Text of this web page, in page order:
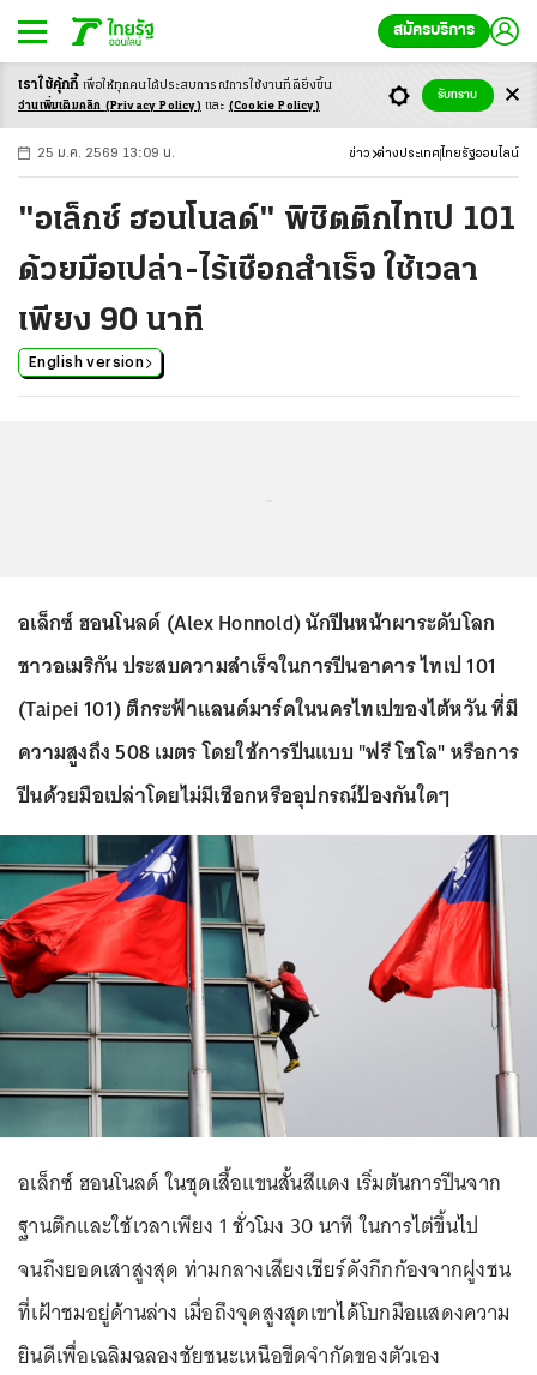
สมัครบริการ
-ก ก ก+
25 ม.ค. 2569 13:09 น. ข่าว ต่างประเทศ ไทยรัฐออนไลน์
"อเล็กซ์ ฮอนโนลด์" พิชิตตึกไทเป 101
ด้วยมือเปล่า-ไร้เชือกสำเร็จ ใช้เวลา
เพียง 90 นาที
English version
อเล็กซ์ ฮอนโนลด์ (Alex Honnold) นักปีนหน้าผาระดับโลก
ชาวอเมริกัน ประสบความสำเร็จในการปีนอาคาร ไทเป 101
(Taipei 101) ตึกระฟ้าแลนด์มาร์คในนครไทเปของไต้หวัน ที่มี
ความสูงถึง 508 เมตร โดยใช้การปีนแบบ "ฟรี โซโล" หรือการ
ปีนด้วยมือเปล่าโดยไม่มีเชือกหรืออุปกรณ์ป้องกันใดๆ
อเล็กซ์ ฮอนโนลด์ ในชุดเสื้อแขนสั้นสีแดง เริ่มต้นการปีนจาก
ฐานตึกและใช้เวลาเพียง 1 ชั่วโมง 30 นาที ในการไต่ขึ้นไป
จนถึงยอดเสาสูงสุด ท่ามกลางเสียงเชียร์ดังกึกก้องจากฝูงชน
ที่เฝ้าชมอยู่ด้านล่าง เมื่อถึงจุดสูงสุดเขาได้โบกมือแสดงความ
ยินดีเพื่อเฉลิมฉลองชัยชนะเหนือขีดจำกัดของตัวเอง
เราใช้คุ้กกี้ เพื่อให้ทุกคนได้ประสบการณ์การใช้งานที่ดียิ่งขึ้น
อ่านเพิ่มเติมคลิก (Privacy Policy) และ (Cookie Policy)
รับทราบ